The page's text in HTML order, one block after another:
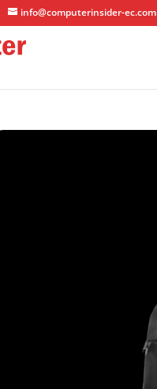
info@computerinsider-ec.com